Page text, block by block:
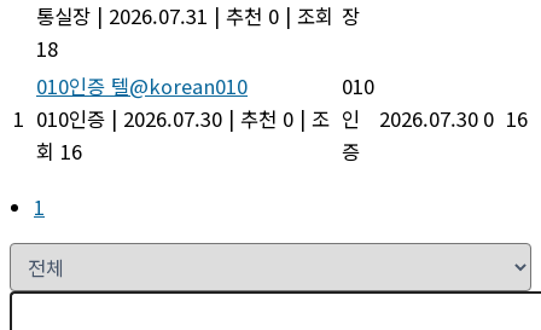
통실장 | 2026.07.31 | 추천 0 | 조회
18
장
1
010인증 텔@korean010
010인증 | 2026.07.30 | 추천 0 | 조
회 16
010
인
증
2026.07.30 0 16
1